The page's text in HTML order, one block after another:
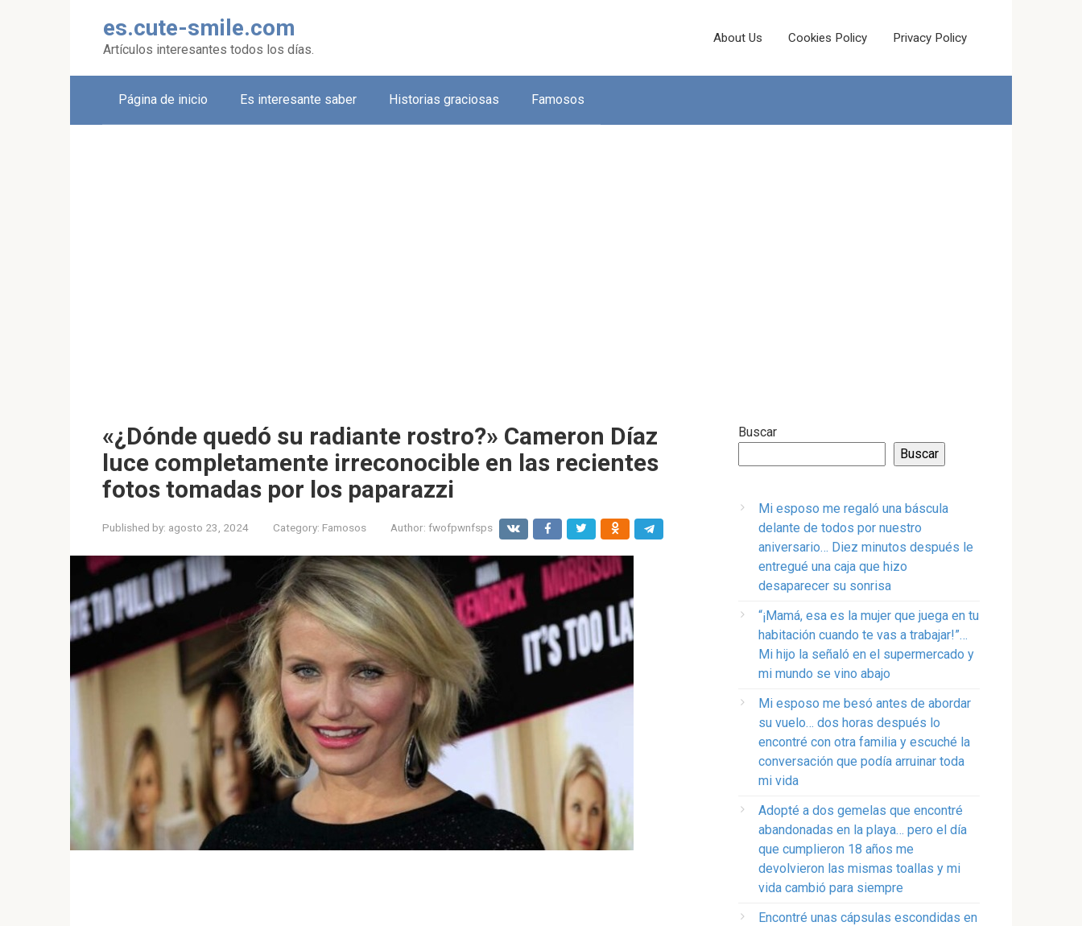
es.cute-smile.com
Artículos interesantes todos los días.
About Us Cookies Policy Privacy Policy
Página de inicio Es interesante saber Historias graciosas Famosos
«¿Dónde quedó su radiante rostro?» Cameron Díaz
luce completamente irreconocible en las recientes
fotos tomadas por los paparazzi
Published by: agosto 23, 2024 Category: Famosos Author: fwofpwnfsps
Buscar
Buscar
Mi esposo me regaló una báscula
delante de todos por nuestro
aniversario… Diez minutos después le
entregué una caja que hizo
desaparecer su sonrisa
“¡Mamá, esa es la mujer que juega en tu
habitación cuando te vas a trabajar!”…
Mi hijo la señaló en el supermercado y
mi mundo se vino abajo
Mi esposo me besó antes de abordar
su vuelo… dos horas después lo
encontré con otra familia y escuché la
conversación que podía arruinar toda
mi vida
Adopté a dos gemelas que encontré
abandonadas en la playa… pero el día
que cumplieron 18 años me
devolvieron las mismas toallas y mi
vida cambió para siempre
Encontré unas cápsulas escondidas en